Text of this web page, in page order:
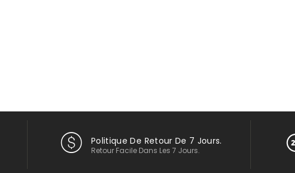
Politique De Retour De 7 Jours.
Retour Facile Dans Les 7 Jours.